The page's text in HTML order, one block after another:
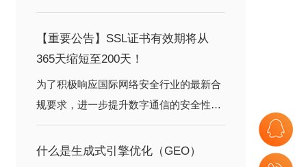
常态。如何确保您的网站在所有设备上都
能提供良好的用户体验？响应式网站是一
种能够根据不同设备屏幕尺寸自
【重要公告】SSL证书有效期将从
365天缩短至200天！
为了积极响应国际网络安全行业的最新合
规要求，进一步提升数字通信的安全性，
南通火速特此提醒大家一项关于SSL的重
要变更。
什么是生成式引擎优化（GEO）